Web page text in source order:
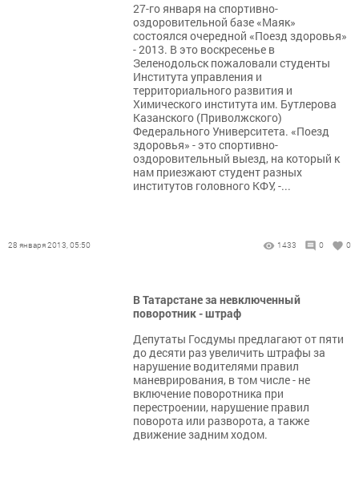
27-го января на спортивно-
оздоровительной базе «Маяк»
состоялся очередной «Поезд здоровья»
- 2013. В это воскресенье в
Зеленодольск пожаловали студенты
Института управления и
территориального развития и
Химического института им. Бутлерова
Казанского (Приволжского)
Федерального Университета. «Поезд
здоровья» - это спортивно-
оздоровительный выезд, на который к
нам приезжают студент разных
институтов головного КФУ, -...
28 января 2013, 05:50 1433 0 0
В Татарстане за невключенный
поворотник - штраф
Депутаты Госдумы предлагают от пяти
до десяти раз увеличить штрафы за
нарушение водителями правил
маневрирования, в том числе - не
включение поворотника при
перестроении, нарушение правил
поворота или разворота, а также
движение задним ходом.